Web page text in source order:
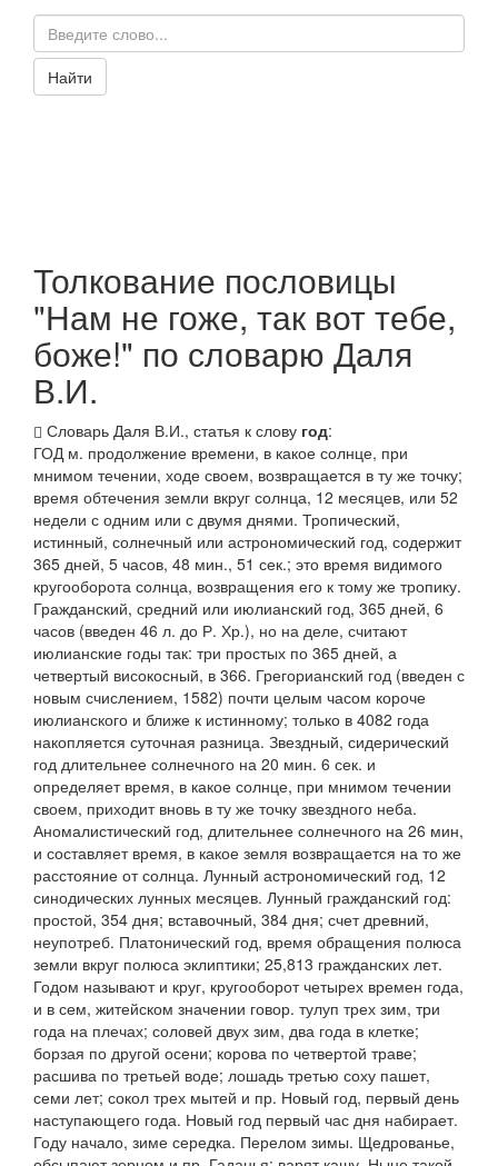
Найти
Толкование пословицы
"Нам не гоже, так вот тебе,
боже!" по словарю Даля
В.И.
Словарь Даля В.И., статья к слову год:
ГОДм. продолжение времени, в какое солнце, при
мнимом течении, ходе своем, возвращается в ту же точку;
время обтечения земли вкруг солнца, 12 месяцев, или 52
недели с одним или с двумя днями. Тропический,
истинный, солнечный или астрономический год, содержит
365 дней, 5 часов, 48 мин., 51 сек.; это время видимого
кругооборота солнца, возвращения его к тому же тропику.
Гражданский, средний или июлианский год, 365 дней, 6
часов (введен 46 л. до Р. Хр.), но на деле, считают
июлианские годы так: три простых по 365 дней, а
четвертый високосный, в 366. Грегорианский год (введен с
новым счислением, 1582) почти целым часом короче
июлианского и ближе к истинному; только в 4082 года
накопляется суточная разница. Звездный, сидерический
год длительнее солнечного на 20 мин. 6 сек. и
определяет время, в какое солнце, при мнимом течении
своем, приходит вновь в ту же точку звездного неба.
Аномалистический год, длительнее солнечного на 26 мин,
и составляет время, в какое земля возвращается на то же
расстояние от солнца. Лунный астрономический год, 12
синодических лунных месяцев. Лунный гражданский год:
простой, 354 дня; вставочный, 384 дня; счет древний,
неупотреб. Платонический год, время обращения полюса
земли вкруг полюса эклиптики; 25,813 гражданских лет.
Годом называют и круг, кругооборот четырех времен года,
и в сем, житейском значении говор. тулуп трех зим, три
года на плечах; соловей двух зим, два года в клетке;
борзая по другой осени; корова по четвертой траве;
расшива по третьей воде; лошадь третью соху пашет,
семи лет; сокол трех мытей и пр. Новый год, первый день
наступающего года. Новый год первый час дня набирает.
Году начало, зиме середка. Перелом зимы. Щедрованье,